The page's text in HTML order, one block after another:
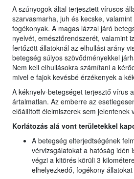
A szúnyogok által terjesztett vírusos
szarvasmarha, juh és kecske,
fogékonyak. A magas lázzal járó
nyelvét, emésztőrendszerét, valamint
fertőzött állatoknál az elhullási arány
betegség súlyos szövődményekkel
Nem kell elhullásokra számítani a
mivel e fajok kevésbé érzékenyek a
A kéknyelv-betegséget terjesztő vírus
ártalmatlan. Az emberre az
előállított élelmiszerek sem jelentenek
Korlátozás alá vont területekkel
A betegség elterjedtségének
vérvizsgálatokat a hatóság idén
végzi a kitörés körüli 3
elhelyezkedő, fogékony